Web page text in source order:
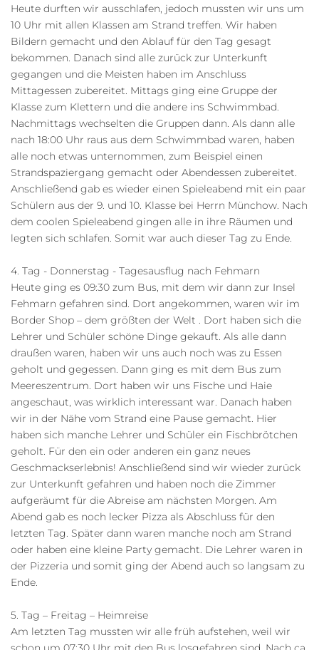
Heute durften wir ausschlafen, jedoch mussten wir uns um
10 Uhr mit allen Klassen am Strand treffen. Wir haben
Bildern gemacht und den Ablauf für den Tag gesagt
bekommen. Danach sind alle zurück zur Unterkunft
gegangen und die Meisten haben im Anschluss
Mittagessen zubereitet. Mittags ging eine Gruppe der
Klasse zum Klettern und die andere ins Schwimmbad.
Nachmittags wechselten die Gruppen dann. Als dann alle
nach 18:00 Uhr raus aus dem Schwimmbad waren, haben
alle noch etwas unternommen, zum Beispiel einen
Strandspaziergang gemacht oder Abendessen zubereitet.
Anschließend gab es wieder einen Spieleabend mit ein paar
Schülern aus der 9. und 10. Klasse bei Herrn Münchow. Nach
dem coolen Spieleabend gingen alle in ihre Räumen und
legten sich schlafen. Somit war auch dieser Tag zu Ende.
4. Tag - Donnerstag - Tagesausflug nach Fehmarn
Heute ging es 09:30 zum Bus, mit dem wir dann zur Insel
Fehmarn gefahren sind. Dort angekommen, waren wir im
Border Shop – dem größten der Welt . Dort haben sich die
Lehrer und Schüler schöne Dinge gekauft. Als alle dann
draußen waren, haben wir uns auch noch was zu Essen
geholt und gegessen. Dann ging es mit dem Bus zum
Meereszentrum. Dort haben wir uns Fische und Haie
angeschaut, was wirklich interessant war. Danach haben
wir in der Nähe vom Strand eine Pause gemacht. Hier
haben sich manche Lehrer und Schüler ein Fischbrötchen
geholt. Für den ein oder anderen ein ganz neues
Geschmackserlebnis! Anschließend sind wir wieder zurück
zur Unterkunft gefahren und haben noch die Zimmer
aufgeräumt für die Abreise am nächsten Morgen. Am
Abend gab es noch lecker Pizza als Abschluss für den
letzten Tag. Später dann waren manche noch am Strand
oder haben eine kleine Party gemacht. Die Lehrer waren in
der Pizzeria und somit ging der Abend auch so langsam zu
Ende.
5. Tag – Freitag – Heimreise
Am letzten Tag mussten wir alle früh aufstehen, weil wir